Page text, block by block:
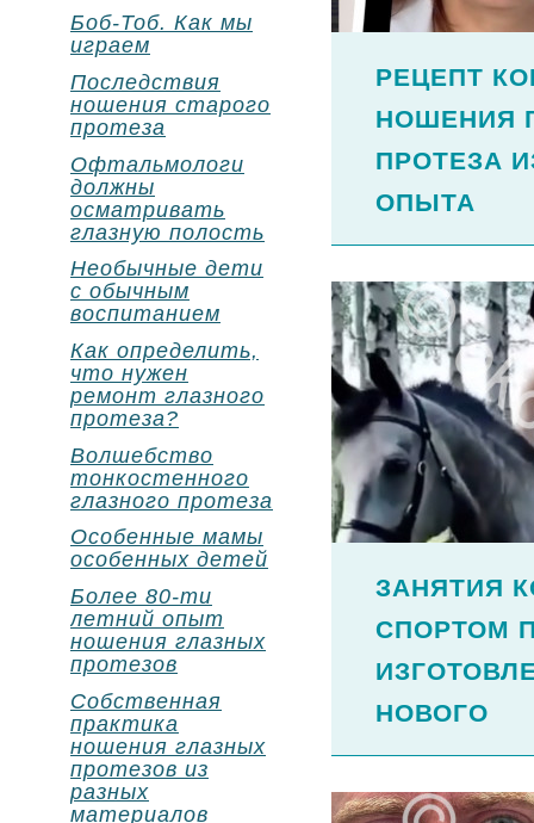
Боб-Тоб. Как мы
играем
Последствия
ношения старого
протеза
Офтальмологи
должны
осматривать
глазную полость
Необычные дети
с обычным
воспитанием
Как определить,
что нужен
ремонт глазного
протеза?
Волшебство
тонкостенного
глазного протеза
Особенные мамы
особенных детей
Более 80-ти
летний опыт
ношения глазных
протезов
Собственная
практика
ношения глазных
протезов из
разных
материалов
РЕЦЕПТ
НОШЕНИЯ
ПРОТЕЗА
ОПЫТА
ЗАНЯТИЯ
СПОРТОМ
НОВОГО